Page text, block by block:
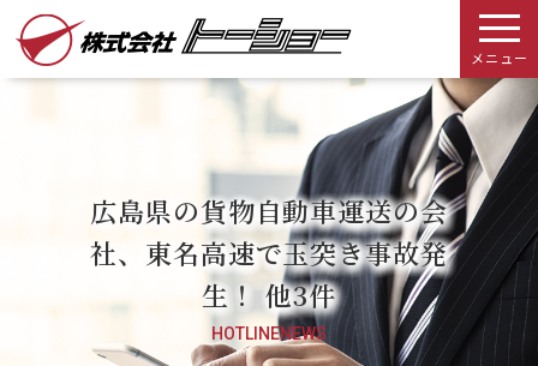
メニュー
広島県の貨物自動車運送の会
社、東名高速で玉突き事故発
生！ 他3件
HOTLINENEWS